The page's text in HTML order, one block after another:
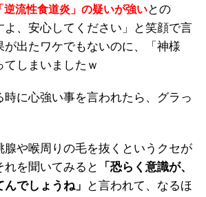
逆流性食道炎」の疑いが強いとの
よ、安心してください」と笑顔で言
が出たワケでもないのに、「神様
てしまいましたｗ
時に心強い事を言われたら、グラっ
腺や喉周りの毛を抜くというクセが
を聞いてみると
「恐らく意識が、
でしょうね」
と言われて、なるほ